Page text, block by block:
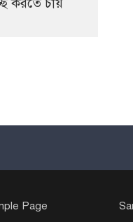
করতে চায়
Page